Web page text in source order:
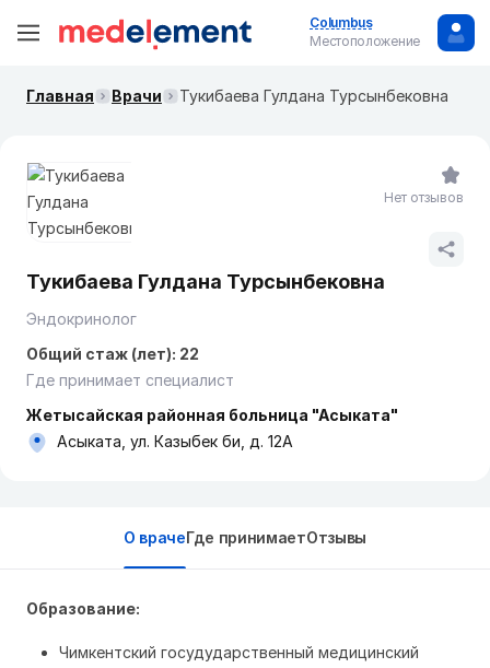
Columbus
Местоположение
Главная Врачи Тукибаева Гулдана Турсынбековна
Тукибаева Гулдана Турсынбековна
Эндокринолог
Общий стаж (лет): 22
Где принимает специалист
Жетысайская районная больница "Асыката"
Асыката, ул. Казыбек би, д. 12А
Нет отзывов
О врачеГде принимаетОтзывы
Образование:
Чимкентский госудударственный медицинский